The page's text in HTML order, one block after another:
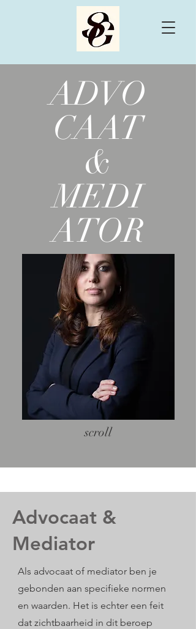
ADVO
CAAT
&
MEDI
ATOR
scroll
Advocaat &
Mediator
Als advocaat of mediator ben je
gebonden aan specifieke normen
en waarden. Het is echter een feit
dat zichtbaarheid in dit beroep